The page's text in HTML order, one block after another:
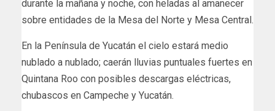
durante la mañana y noche, con heladas al amanecer
sobre entidades de la Mesa del Norte y Mesa Central.
En la Península de Yucatán el cielo estará medio
nublado a nublado; caerán lluvias puntuales fuertes en
Quintana Roo con posibles descargas eléctricas,
chubascos en Campeche y Yucatán.